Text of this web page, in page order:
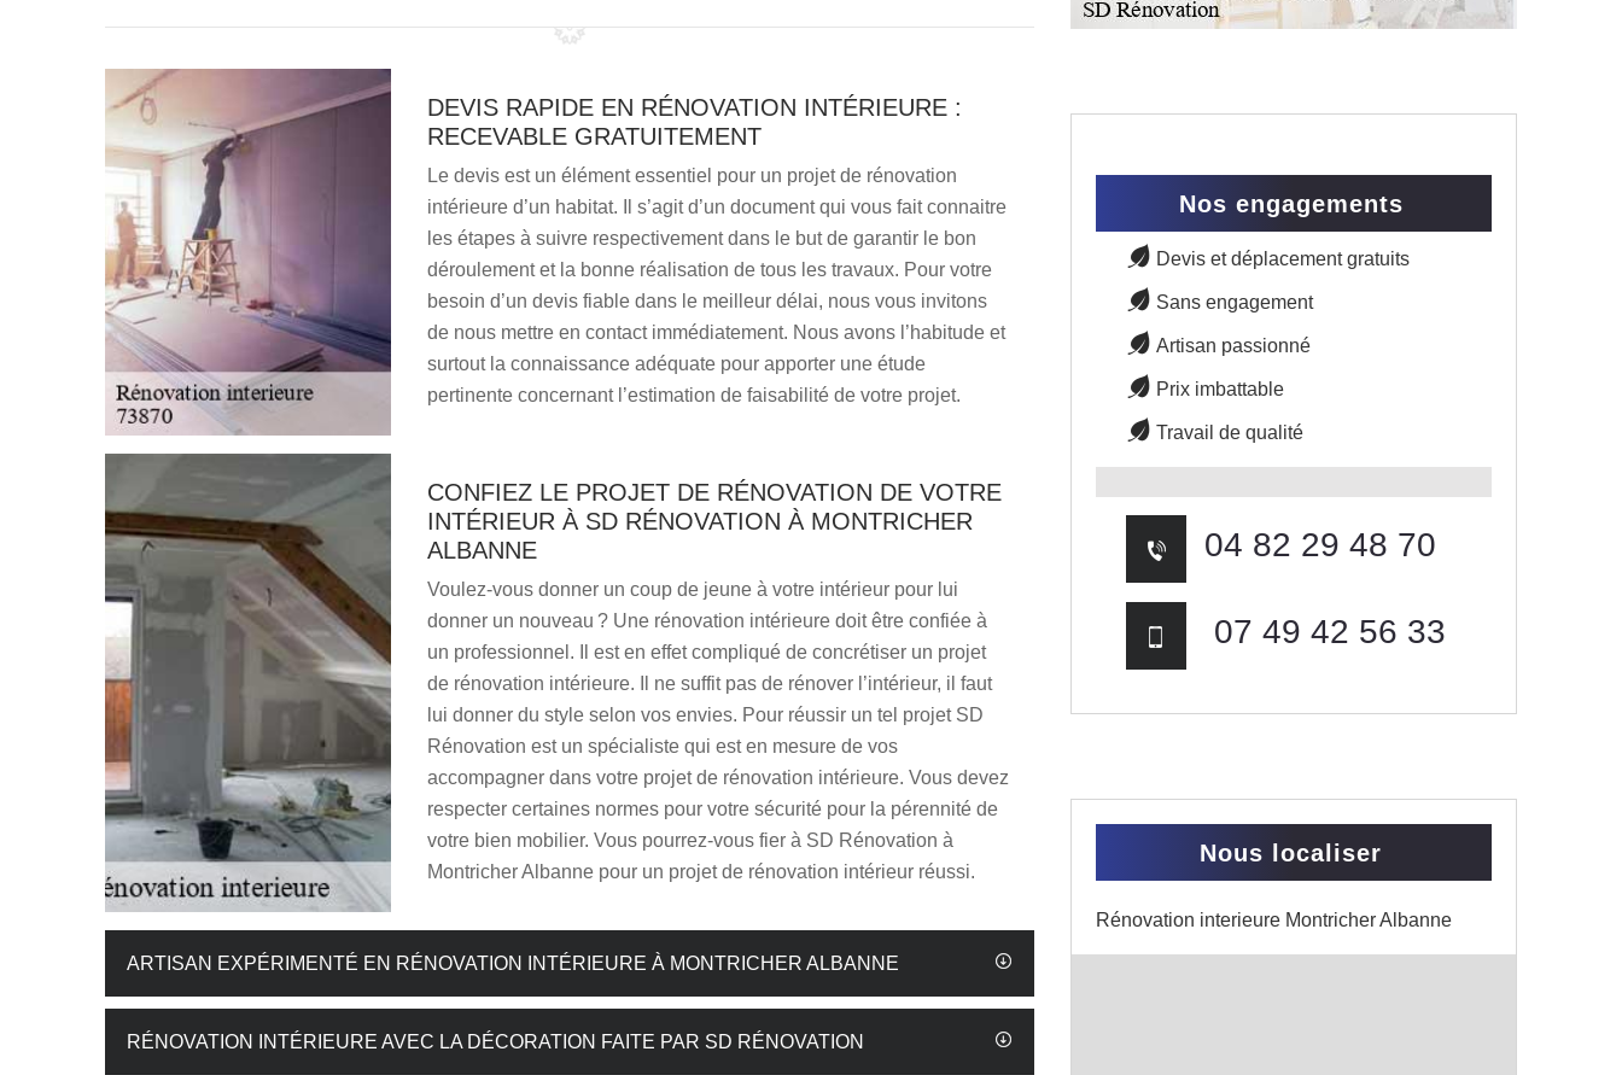
DEVIS RAPIDE EN RÉNOVATION INTÉRIEURE :
RECEVABLE GRATUITEMENT
Le devis est un élément essentiel pour un projet de rénovation
intérieure d’un habitat. Il s’agit d’un document qui vous fait connaitre
les étapes à suivre respectivement dans le but de garantir le bon
déroulement et la bonne réalisation de tous les travaux. Pour votre
besoin d’un devis fiable dans le meilleur délai, nous vous invitons
de nous mettre en contact immédiatement. Nous avons l’habitude et
surtout la connaissance adéquate pour apporter une étude
pertinente concernant l’estimation de faisabilité de votre projet.
CONFIEZ LE PROJET DE RÉNOVATION DE VOTRE
INTÉRIEUR À SD RÉNOVATION À MONTRICHER
ALBANNE
Voulez-vous donner un coup de jeune à votre intérieur pour lui
donner un nouveau ? Une rénovation intérieure doit être confiée à
un professionnel. Il est en effet compliqué de concrétiser un projet
de rénovation intérieure. Il ne suffit pas de rénover l’intérieur, il faut
lui donner du style selon vos envies. Pour réussir un tel projet SD
Rénovation est un spécialiste qui est en mesure de vos
accompagner dans votre projet de rénovation intérieure. Vous devez
respecter certaines normes pour votre sécurité pour la pérennité de
votre bien mobilier. Vous pourrez-vous fier à SD Rénovation à
Montricher Albanne pour un projet de rénovation intérieur réussi.
ARTISAN EXPÉRIMENTÉ EN RÉNOVATION INTÉRIEURE À MONTRICHER ALBANNE
RÉNOVATION INTÉRIEURE AVEC LA DÉCORATION FAITE PAR SD RÉNOVATION
Nos engagements
Devis et déplacement gratuits
Sans engagement
Artisan passionné
Prix imbattable
Travail de qualité
04 82 29 48 70
07 49 42 56 33
Nous localiser
Rénovation interieure Montricher Albanne